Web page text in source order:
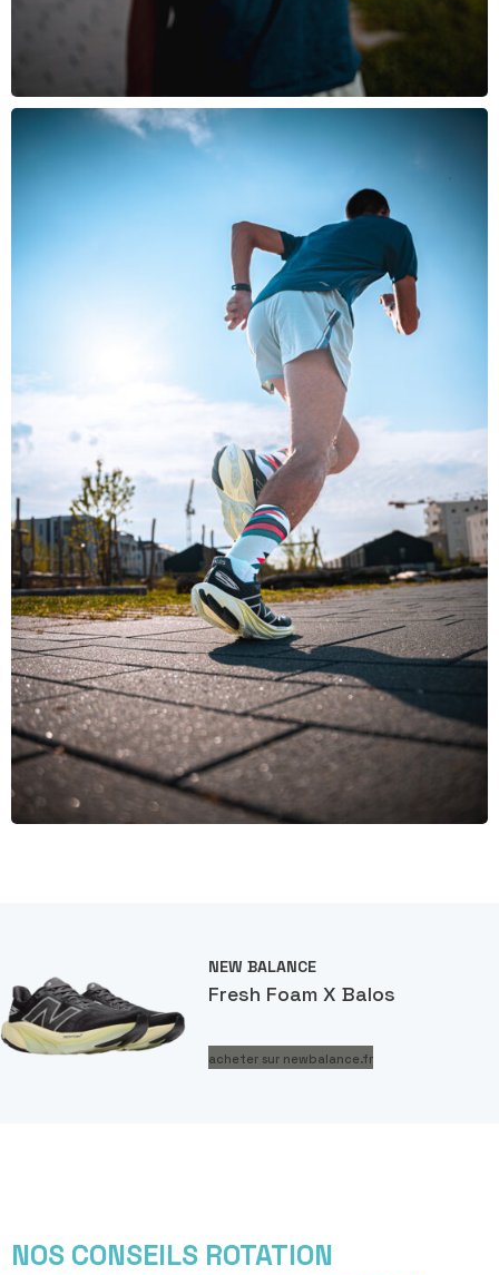
NEW BALANCE
Fresh Foam X Balos
acheter sur newbalance.fr
NOS CONSEILS ROTATION